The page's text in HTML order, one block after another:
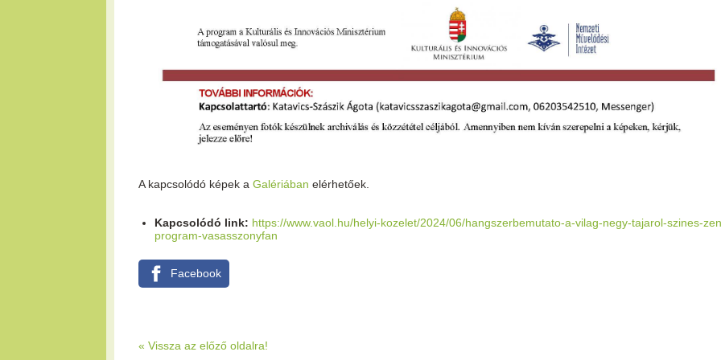
A kapcsolódó képek a Galériában elérhetőek.
Kapcsolódó link: https://www.vaol.hu/helyi-kozelet/2024/06/hangszerbemutato-a-vilag-negy-tajarol-szines-
program-vasasszonyfan
Facebook
« Vissza az előző oldalra!